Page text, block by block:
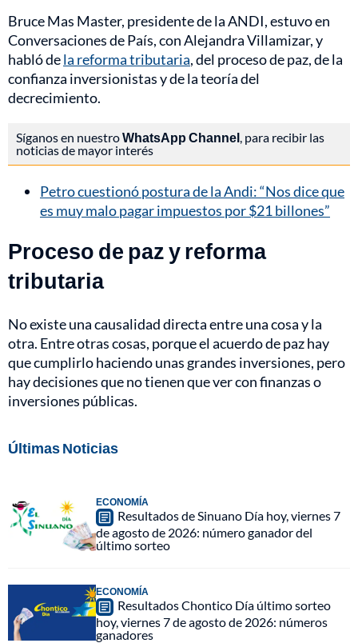
Bruce Mas Master, presidente de la ANDI, estuvo en
Conversaciones de País, con Alejandra Villamizar, y
habló dela reforma tributaria, del proceso de paz, de la
confianza inversionistas y de la teoría del
decrecimiento.
Síganos en nuestroWhatsApp Channel , para recibir las
noticias de mayor interés
Petro cuestionó postura de la Andi: “Nos dice que
es muy malo pagar impuestos por $21 billones”
Proceso de paz y reforma
tributaria
No existe una causalidad directa entre una cosa y la
otra. Entre otras cosas, porque el acuerdo de paz hay
que cumplirlo haciendo unas grandes inversiones, pero
hay decisiones que no tienen que ver con finanzas o
inversiones públicas.
Últimas Noticias
ECONOMÍA
Resultados de Sinuano Día hoy, viernes 7
de agosto de 2026: número ganador del
último sorteo
ECONOMÍA
Resultados Chontico Día último sorteo
hoy, viernes 7 de agosto de 2026: números
ganadores